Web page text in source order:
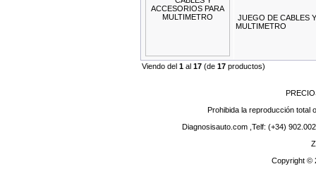
JUEGO DE CABLES
MULTIMETRO
Viendo del 1 al 17 (de 17 productos)
Prohibida la reproducción total
Diagnosisauto.com ,Telf: (+34)
Copyright ©